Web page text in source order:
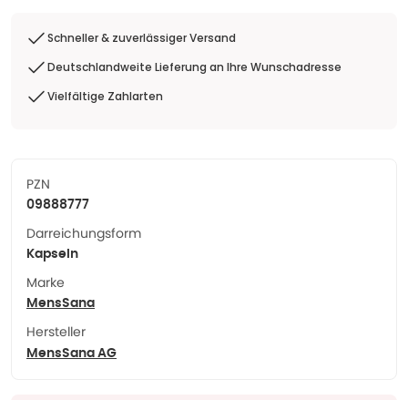
Schneller & zuverlässiger Versand
Deutschlandweite Lieferung an Ihre Wunschadresse
Vielfältige Zahlarten
PZN
09888777
Darreichungsform
Kapseln
Marke
MensSana
Hersteller
MensSana AG